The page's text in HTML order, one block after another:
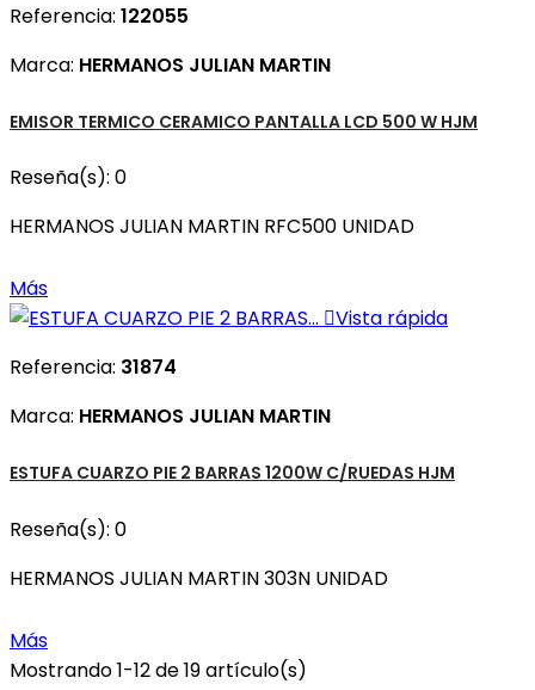
Referencia: 122055
Marca: HERMANOS JULIAN MARTIN
EMISOR TERMICO CERAMICO PANTALLA LCD 500 W HJM
Reseña(s): 0
HERMANOS JULIAN MARTIN RFC500 UNIDAD
Más
Vista rápida
Referencia: 31874
Marca: HERMANOS JULIAN MARTIN
ESTUFA CUARZO PIE 2 BARRAS 1200W C/RUEDAS HJM
Reseña(s): 0
HERMANOS JULIAN MARTIN 303N UNIDAD
Más
Mostrando 1-12 de 19 artículo(s)